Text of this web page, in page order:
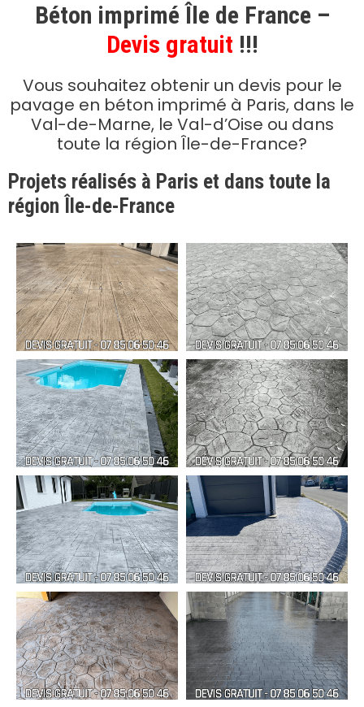
Béton imprimé Île de France –
Devis gratuit !!!
Vous souhaitez obtenir un devis pour le
pavage en béton imprimé à Paris, dans le
Val-de-Marne, le Val-d’Oise ou dans
toute la région Île-de-France?
Projets réalisés à Paris et dans toute la
région Île-de-France